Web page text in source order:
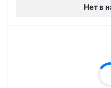
Нет в